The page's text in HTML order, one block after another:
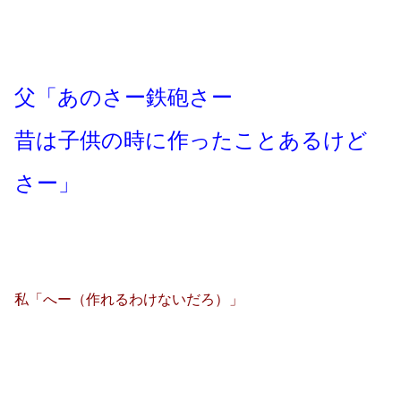
父「あのさー鉄砲さー
昔は子供の時に作ったことあるけど
さー」
私「へー（作れるわけないだろ）」